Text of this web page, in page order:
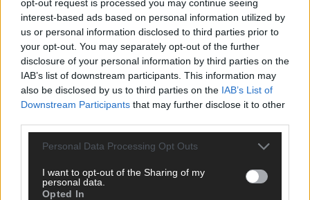
opt-out request is processed you may continue seeing
interest-based ads based on personal information utilized by
us or personal information disclosed to third parties prior to
your opt-out. You may separately opt-out of the further
disclosure of your personal information by third parties on the
IAB’s list of downstream participants. This information may
also be disclosed by us to third parties on the IAB’s List of
Downstream Participants that may further disclose it to other
Personal Data Processing Opt Outs
I want to opt-out of the Sharing of my
personal data.
Opted In
CHECK UNS AUF FACEBOOK